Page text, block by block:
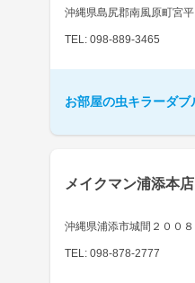
沖縄県島尻郡南風原町宮平
TEL: 098-889-3465
お部屋の虫キラーダ
メイクマン浦添本店
沖縄県浦添市城間２００８
TEL: 098-878-2777